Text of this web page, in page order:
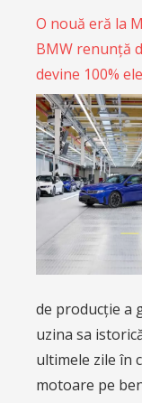
O nouă eră la
BMW renunță
devine 100%
de producție a
uzina sa
ultimele zile în
motoare pe